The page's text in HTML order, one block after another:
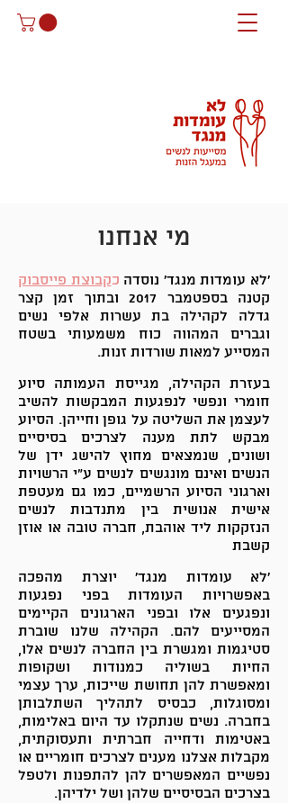
מי אנחנו
'לא עומדות מנגד' נוסדה כקבוצת פייסבוק
קטנה בספטמבר 2017 ובתוך זמן קצר
גדלה לקהילה בת עשרות אלפי נשים
וגברים המהווה כוח משמעותי בשטח
המסייע למאות שורדות זנות.
בעזרת הקהילה, מגייסת העמותה סיוע
חומרי ונפשי לנפגעות המבקשות להשיב
לעצמן את השליטה על גופן וחייהן. הסיוע
מבקש לתת מענה לצרכים בסיסיים
ושונים, שנמצאים מחוץ להישג ידן של
הנשים ואינם מונגשים לנשים ע"י הרשויות
וארגוני הסיוע הרשמיים, כמו גם מעטפת
אישית אנושית בין מתנדבות לנשים
הנזקקות ליד אוהבת, חברה טובה או אוזן
קשבת
'לא עומדות מנגד' יוצרת מהפכה
באפשרויות העומדות בפני נפגעות
ונפגעים אלו ובפני הארגונים הקיימים
המסייעים להם. הקהילה שלנו שוברת
סטיגמות ומגשרת בין החברה לנשים אלו,
החיות בשוליה כמנודות ושקופות
ומאפשרת להן תחושת שייכות, ערך עצמי
ומסוגלות, כבסיס לתהליך השתלבותן
בחברה. נשים שנתקלו עד היום באלימות,
באטימות ודחייה חברתית ותעסוקתית,
מקבלות אצלנו מענים לצרכים חומריים או
נפשיים המאפשרים להן להתפנות ולטפל
בצרכים הבסיסיים שלהן ושל ילדיהן.​